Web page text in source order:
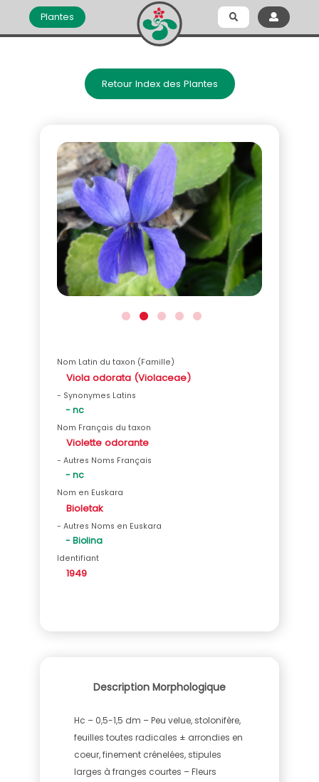
Plantes
Retour Index des Plantes
Nom Latin du taxon (Famille)
Viola odorata (Violaceae)
- Synonymes Latins
- nc
Nom Français du taxon
Violette odorante
- Autres Noms Français
- nc
Nom en Euskara
Bioletak
- Autres Noms en Euskara
- Biolina
Identifiant
1949
Description Morphologique
Hc – 0,5-1,5 dm – Peu velue, stolonifère,
feuilles toutes radicales ± arrondies en
coeur, finement crénelées, stipules
larges à franges courtes – Fleurs